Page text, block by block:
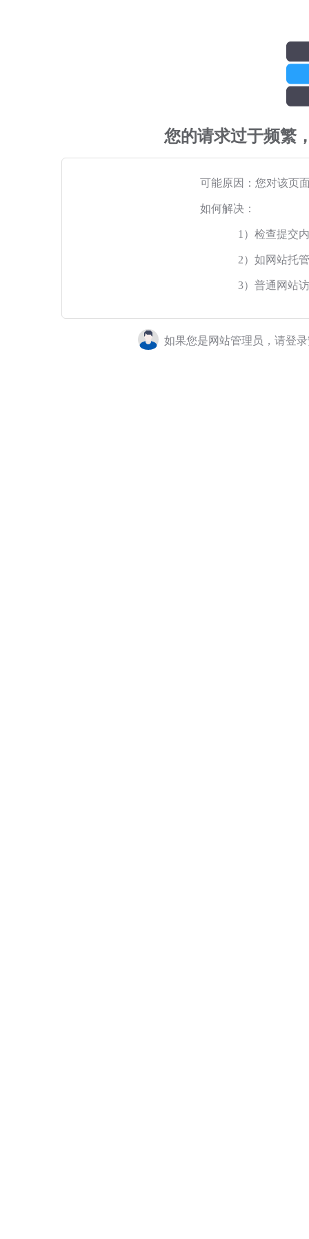
您的请求过于频繁
可能原因：您对该页
如何解决：
1）检查提交
2）如网站托
3）普通网站
如果您是网站管理员，请登